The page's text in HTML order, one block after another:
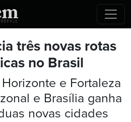
três novas rotas
no Brasil
e Fortaleza
e Brasília ganha
novas cidades